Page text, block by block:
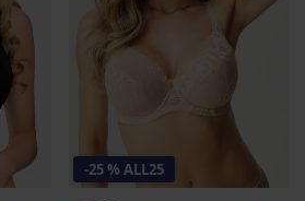
-25 % ALL25